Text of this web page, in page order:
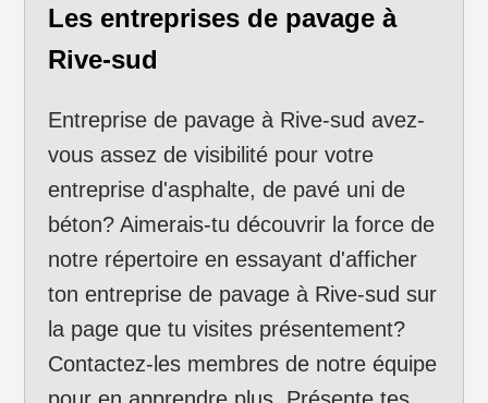
Les entreprises de pavage à
Rive-sud
Entreprise de pavage à Rive-sud avez-
vous assez de visibilité pour votre
entreprise d'asphalte, de pavé uni de
béton? Aimerais-tu découvrir la force de
notre répertoire en essayant d'afficher
ton entreprise de pavage à Rive-sud sur
la page que tu visites présentement?
Contactez-les membres de notre équipe